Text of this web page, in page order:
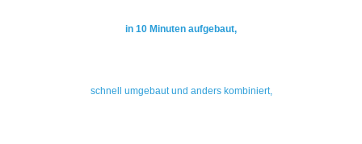
in 10 Minuten aufgebaut,
schnell umgebaut und anders kombiniert,